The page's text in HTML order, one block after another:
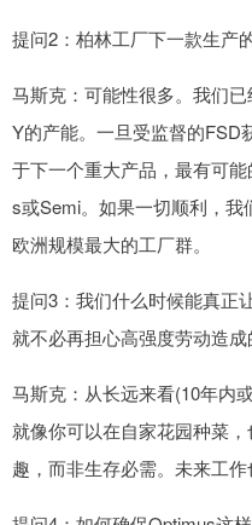
提问2：柏林工厂下一款生产
马斯克：可能性很多。我们
Y的产能。一旦受监督的FSD
于下一个重大产品，最有可
s或Semi。如果一切顺利，
欧洲规模最大的工厂群。
提问3：我们什么时候能真正
就不必再担心高强度劳动造成
马斯克：从长远来看(10年内
就像你可以在自家花园种菜
趣，而非生存必需。未来工作